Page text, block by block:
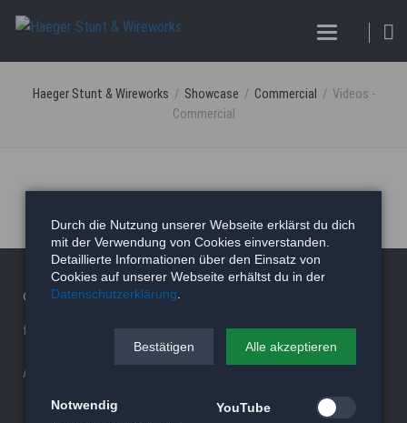
Haeger Stunt & Wireworks Showcase Commercial
Videos -
Commercial
© 2026 Haeger Stunt & Wireworks Ltd. - Berlin
facility/studio Stunt Rigging Courses |Stuntcloud
AP8actionpact
Durch die Nutzung unserer Webseite erklärst du dich
mit der Verwendung von Cookies einverstanden.
Detaillierte Informationen über den Einsatz von
Cookies auf unserer Webseite erhältst du in der
Datenschutzerklärung.
Bestätigen Alle akzeptieren
Notwendig YouTube